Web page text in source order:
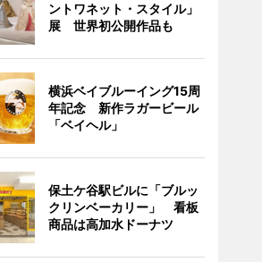
ントワネット・スタイル」
展 世界初公開作品も
横浜ベイブルーイング15周
年記念 新作ラガービール
「ベイヘル」
保土ケ谷駅ビルに「ブルッ
クリンベーカリー」 看板
商品は高加水ドーナツ